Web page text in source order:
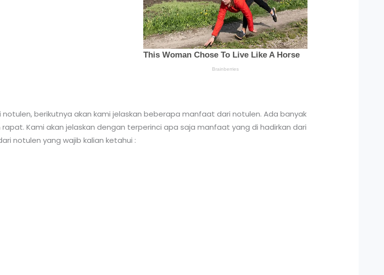
berikutnya akan kami jelaskan beberapa manfaat dari notulen. Ada banyak
Kami akan jelaskan dengan terperinci apa saja manfaat yang di hadirkan dari
notulen yang wajib kalian ketahui :